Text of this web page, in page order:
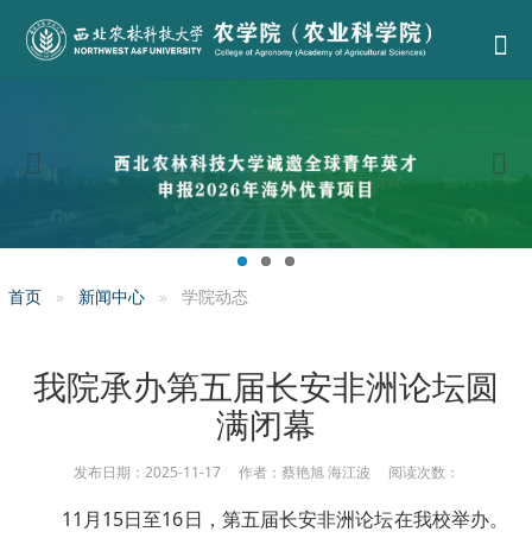
首页 新闻中心 学院动态
我院承办第五届长安非洲论坛圆
满闭幕
发布日期：2025-11-17 作者：蔡艳旭 海江波 阅读次数：
11月15日至16日，第五届长安非洲论坛在我校举办。